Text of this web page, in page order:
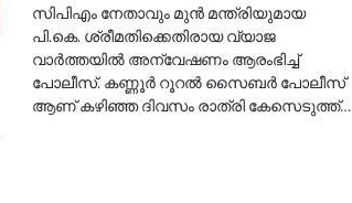
സിപിഎം നേതാവും മുൻ മന്ത്രിയുമായ
പി.കെ. ശ്രീമതിക്കെതിരായ വ്യാജ
വാർത്തയില്‍ അന്വേഷണം ആരംഭിച്ച്‌
പോലീസ്. കണ്ണൂർ റൂറല്‍ സൈബർ പോലീസ്
ആണ് കഴിഞ്ഞ ദിവസം രാത്രി കേസെടുത്ത്…